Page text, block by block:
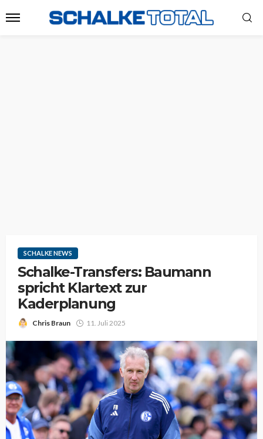
SCHALKE NEWS
Schalke-Transfers: Baumann
spricht Klartext zur
Kaderplanung
Chris Braun 11. Juli 2025